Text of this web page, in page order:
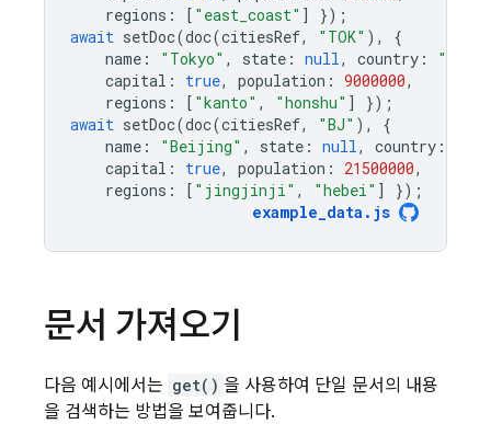
regions : [ "east_coast" ]
});
await setDoc(doc(citiesRef, "TOK" ),
{
name : "Tokyo" , state : null, country :
capital : true, population : 9000000,
regions : [ "kanto" , "honshu" ]
});
await setDoc(doc(citiesRef, "BJ" ),
{
name : "Beijing" , state : null, country :
capital : true, population : 21500000,
regions : [ "jingjinji" , "hebei" ]
});
example_data . js
문서 가져오기
다음 예시에서는 get() 을 사용하여 단일 문서의 내용
을 검색하는 방법을 보여줍니다.